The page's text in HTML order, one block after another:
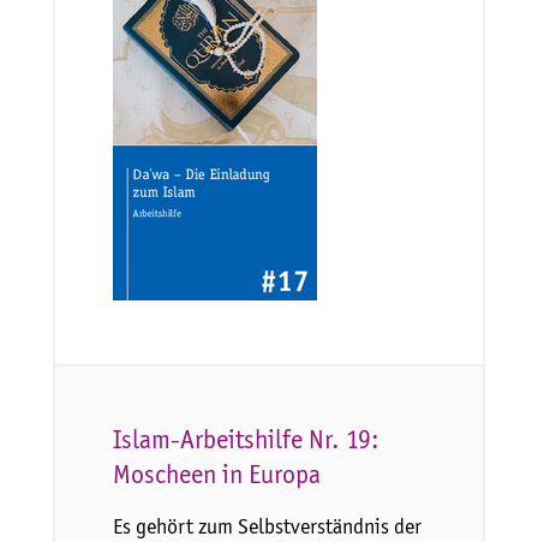
Islam-Arbeitshilfe Nr. 19:
Moscheen in Europa
Es gehört zum Selbstverständnis der